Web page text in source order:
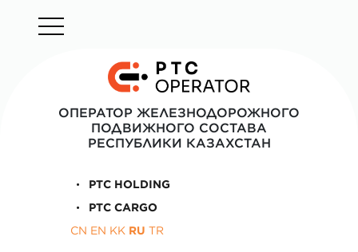
ОПЕРАТОР ЖЕЛЕЗНОДОРОЖНОГО
ПОДВИЖНОГО СОСТАВА
РЕСПУБЛИКИ КАЗАХСТАН
PTC HOLDING
PTC CARGO
CN EN KK RU TR